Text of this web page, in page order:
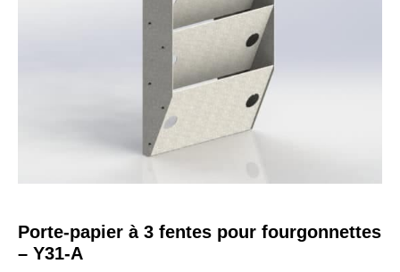
Porte-papier à 3 fentes pour fourgonnettes
– Y31-A